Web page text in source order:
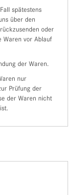
spätestens
über den
oder
Waren vor Ablauf
der Waren.
nur
Prüfung der
der Waren nicht